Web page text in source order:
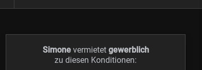
Simonevermietet gewerblich
zu diesen Konditionen: